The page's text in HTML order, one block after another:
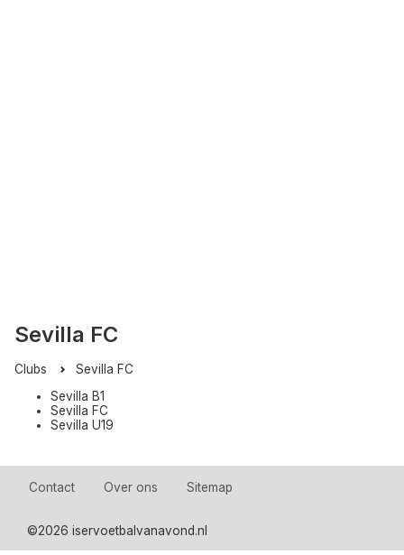
Sevilla FC
Clubs
Sevilla FC
Sevilla B1
Sevilla FC
Sevilla U19
Contact Over ons Sitemap
©2026 iservoetbalvanavond.nl